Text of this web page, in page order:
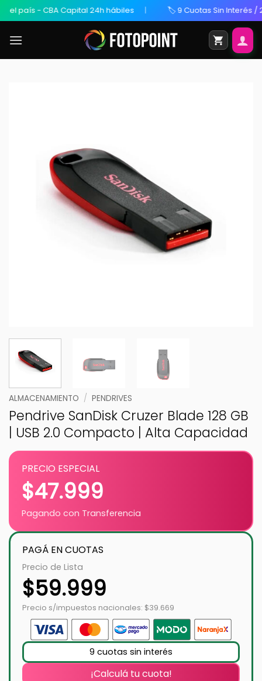
- CBA Capital 24h hábiles 🏷️ 9 Cuotas Sin Interés / 20%
ALMACENAMIENTO / PENDRIVES
Pendrive SanDisk Cruzer Blade 128 GB
| USB 2.0 Compacto | Alta Capacidad
PRECIO ESPECIAL
$47.999
Pagando con Transferencia
PAGÁ EN CUOTAS
Precio de Lista
$59.999
Precio s/impuestos nacionales: $39.669
9 cuotas sin interés
¡Calculá tu cuota!